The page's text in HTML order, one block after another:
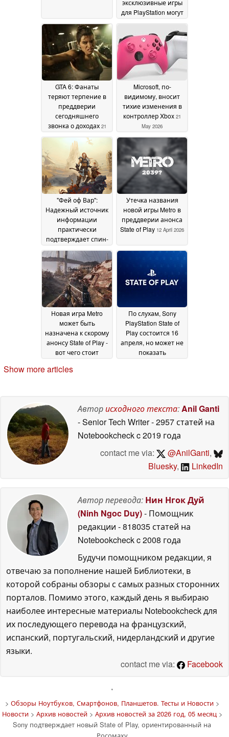
эксклюзивные игры
для PlayStation могут
02 June 2026
GTA 6: Фанаты
теряют терпение в
преддверии
сегодняшнего
звонка о доходах 21
May 2026
Microsoft, по-
видимому, вносит
тихие изменения в
контроллер Xbox 21
May 2026
"Фей оф Вар":
Надежный источник
информации
практически
подтверждает спин-
перед слухами о
State of Play14 May 2026
Утечка названия
новой игры Metro в
преддверии анонса
State of Play 12 April 2026
Новая игра Metro
может быть
назначена к скорому
анонсу State of Play -
вот чего стоит
По слухам, Sony
PlayStation State of
Play состоится 16
апреля, но может не
показать
Show more articles
Авторисходного текста:Anil Ganti
- Senior Tech Writer- 2957 статей на
Notebookcheckc 2019 года
contact me via:
@AnilGanti,
Bluesky, LinkedIn
Автор перевода: Нин Нгок Дуй
(Ninh Ngoc Duy)- Помощник
редакции - 818035 статей на
Notebookcheckc 2008 года
Будучи помощником редакции, я
отвечаю за пополнение нашей Библиотеки, в
которой собраны обзоры с самых разных сторонних
порталов. Помимо этого, каждый день я выбираю
наиболее интересные материалы Notebookcheck для
их последующего перевода на французский,
испанский, португальский, нидерландский и другие
языки.
contact me via:
Facebook
'
> Обзоры Ноутбуков, Смартфонов, Планшетов. Тесты и Новости>
Новости> Архив новостей> Архив новостей за 2026 год, 05 месяц>
Sony подтверждает новый State of Play, ориентированный на